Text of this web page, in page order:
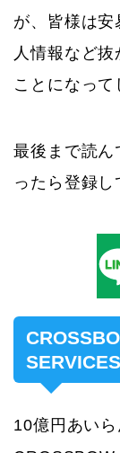
が、皆様は
人情報など
ことになって
最後まで読ん
ったら登録し
10億円あいら